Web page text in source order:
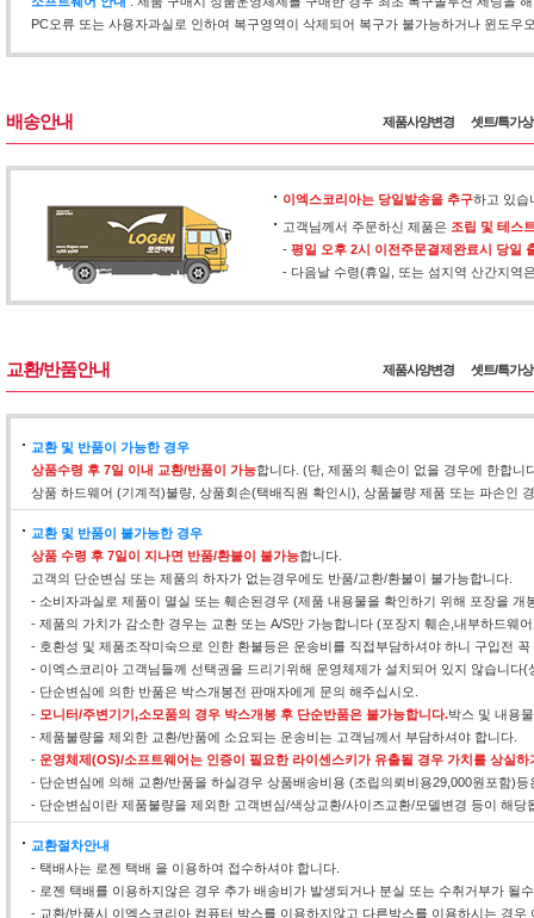
PC오류 또는 사용자과실로 인하여 복구영역이 삭제되어 복구가 불가능하거나 윈도
배송안내 제품사양변경 셋트/특가
이엑스코리아는 당일발송을 추구하고 있습
고객님께서 주문하신 제품은 조립 및 테스
- 평일 오후 2시 이전주문결제완료시 당일
- 다음날 수령(휴일, 또는 섬지역 산간지역
교환/반품안내 제품사양변경 셋트/특가
교환 및 반품이 가능한 경우
상품수령 후 7일 이내 교환/반품이 가능합니다. (단, 제품의 훼손이 없을 경우에 한합니
상품 하드웨어 (기계적)불량, 상품회손(택배직원 확인시), 상품불량 제품 또는 파손인
교환 및 반품이 불가능한 경우
상품 수령 후 7일이 지나면 반품/환불이 불가능합니다.
고객의 단순변심 또는 제품의 하자가 없는경우에도 반품/교환/환불이 불가능합니다.
- 소비자과실로 제품이 멸실 또는 훼손된경우 (제품 내용물을 확인하기 위해 포장을 개
- 제품의 가치가 감소한 경우는 교환 또는 A/S만 가능합니다 (포장지 훼손,내부하드웨
- 호환성 및 제품조작미숙으로 인한 환불등은 운송비를 직접부담하셔야 하니 구입전
- 이엑스코리아 고객님들께 선택권을 드리기위해 운영체제가 설치되어 있지 않습니다
- 단순변심에 의한 반품은 박스개봉전 판매자에게 문의 해주십시오.
- 모니터/주변기기,소모품의 경우 박스개봉 후 단순반품은 불가능합니다.박스 및 내용
- 제품불량을 제외한 교환/반품에 소요되는 운송비는 고객님께서 부담하셔야 합니다.
- 운영체제(OS)/소프트웨어는 인증이 필요한 라이센스키가 유출될 경우 가치를 상실
- 단순변심에 의해 교환/반품을 하실경우 상품배송비용 (조립의뢰비용29,000원포함)
- 단순변심이란 제품불량을 제외한 고객변심/색상교환/사이즈교환/모델변경 등이 해당
교환절차안내
- 택배사는 로젠 택배 을 이용하여 접수하셔야 합니다.
- 로젠 택배를 이용하지않은 경우 추가 배송비가 발생되거나 분실 또는 수취거부가 될
- 교환/반품시 이엑스코리아 컴퓨터 박스를 이용하지않고 다른박스를 이용하시는 경